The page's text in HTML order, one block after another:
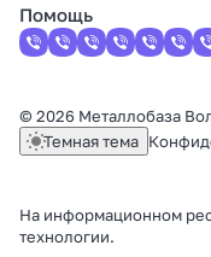
Помощь
© 2026 Металлобаза
Темная тема
На информационном
технологии.